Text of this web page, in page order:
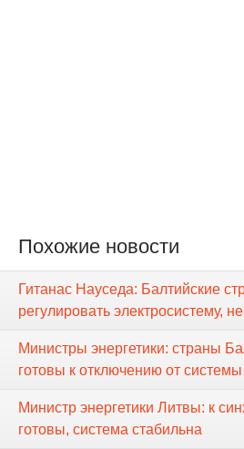
Похожие новости
Гитанас Науседа: Балтийские
регулировать электросистему,
Министры энергетики: страны
готовы к отключению от
Министр энергетики Литвы: к
готовы, система стабильна